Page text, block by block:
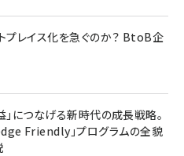
プレイス化を急ぐのか？ BtoB企
につなげる新時代の成長戦略。
Friendly」プログラムの全貌